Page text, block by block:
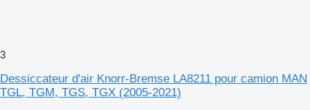
3
Dessiccateur d'air Knorr-Bremse LA8211 pour camion MAN
TGL, TGM, TGS, TGX (2005-2021)